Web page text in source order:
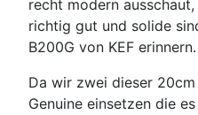
recht modern
richtig gut und solide
B200G von KEF erinnern.
Da wir zwei dieser
Genuine einsetzen die